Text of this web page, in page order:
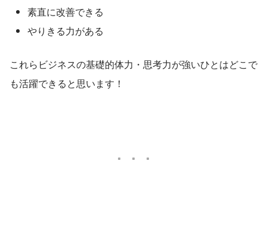
素直に改善できる
やりきる力がある
これらビジネスの基礎的体力・思考力が強いひとはどこで
も活躍できると思います！